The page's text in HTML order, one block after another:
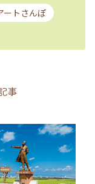
ートさんぽ
事